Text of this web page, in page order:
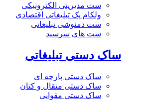
ست مدیریتی الکترونیکی
ولکام پک تبلیغاتی اقتصادی
ست دمنوشی تبلیغاتی
ست های سرسید
ساک دستی تبلیغاتی
ساک دستی پارچه ای
ساک دستی متقال و کتان
ساک دستی مقوایی